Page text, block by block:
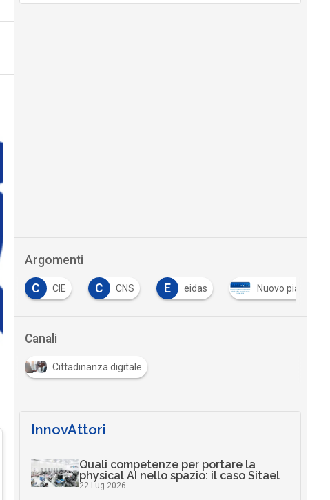
Argomenti
C CIE C CNS E eidas Nuovo piano
Canali
Cittadinanza digitale
InnovAttori
Quali competenze per portare la
physical AI nello spazio: il caso Sitael
22 Lug 2026